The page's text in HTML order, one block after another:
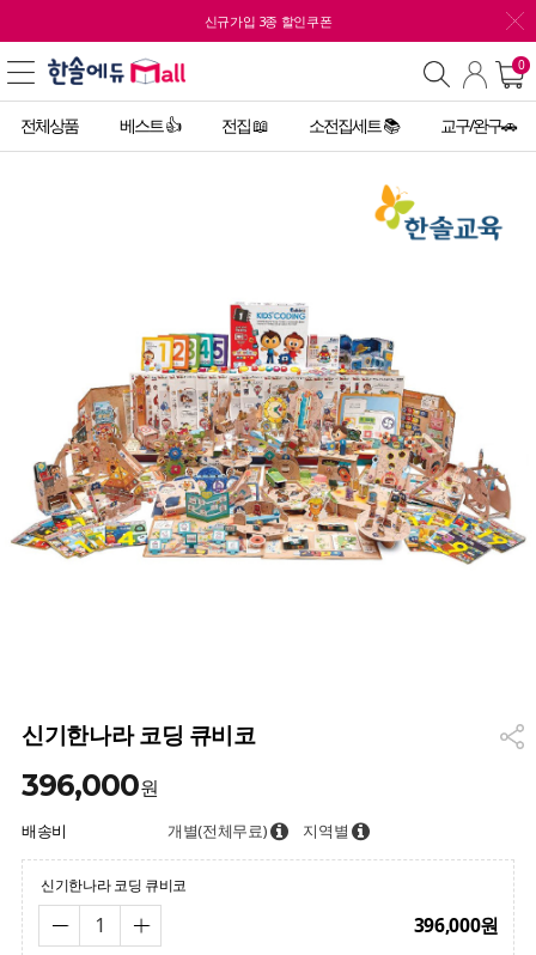
신규가입 3종 할인쿠폰
0
전체상품 베스트 👍 전집 📖 소전집세트 📚 교구/완구🚗
신기한나라 코딩 큐비코
396,000원
배송비 개별(전체무료) 지역별
신기한나라 코딩 큐비코
396,000원